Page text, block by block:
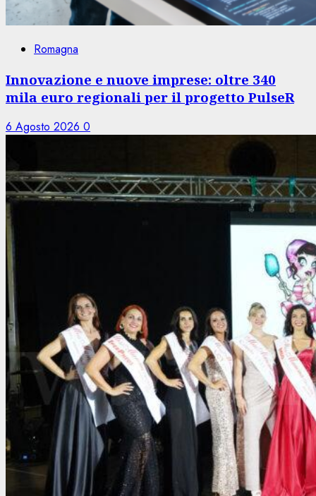
Romagna
Innovazione e nuove imprese: oltre 340
mila euro regionali per il progetto PulseR
6 Agosto 2026 0